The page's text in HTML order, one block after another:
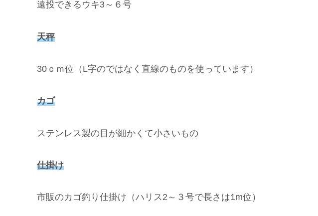
遠投できるウキ3～６号
天秤
30ｃｍ位（L字のではなく直線のものを使っています）
カゴ
ステンレス製の目が細かくて小さいもの
仕掛け
市販のカゴ釣り仕掛け（ハリス2～３号で長さは1m位）